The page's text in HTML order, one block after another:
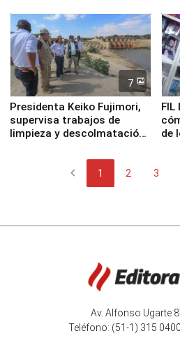
7
Presidenta Keiko Fujimori,
supervisa trabajos de
limpieza y descolmatación
FIL
de
chevron_left 1 2 3
Av. Alfonso Ugarte
Teléfono: (51-1) 315